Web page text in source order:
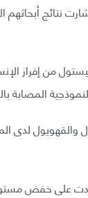
نتائج
من إفراز
والقهويول لدى
على خفض